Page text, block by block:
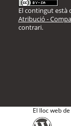
El contingut està
Atribució -
contrari.
El lloc web